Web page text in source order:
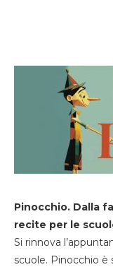
Pinocchio. Dalla
recite per le
Si rinnova
scuole. Pinocchio